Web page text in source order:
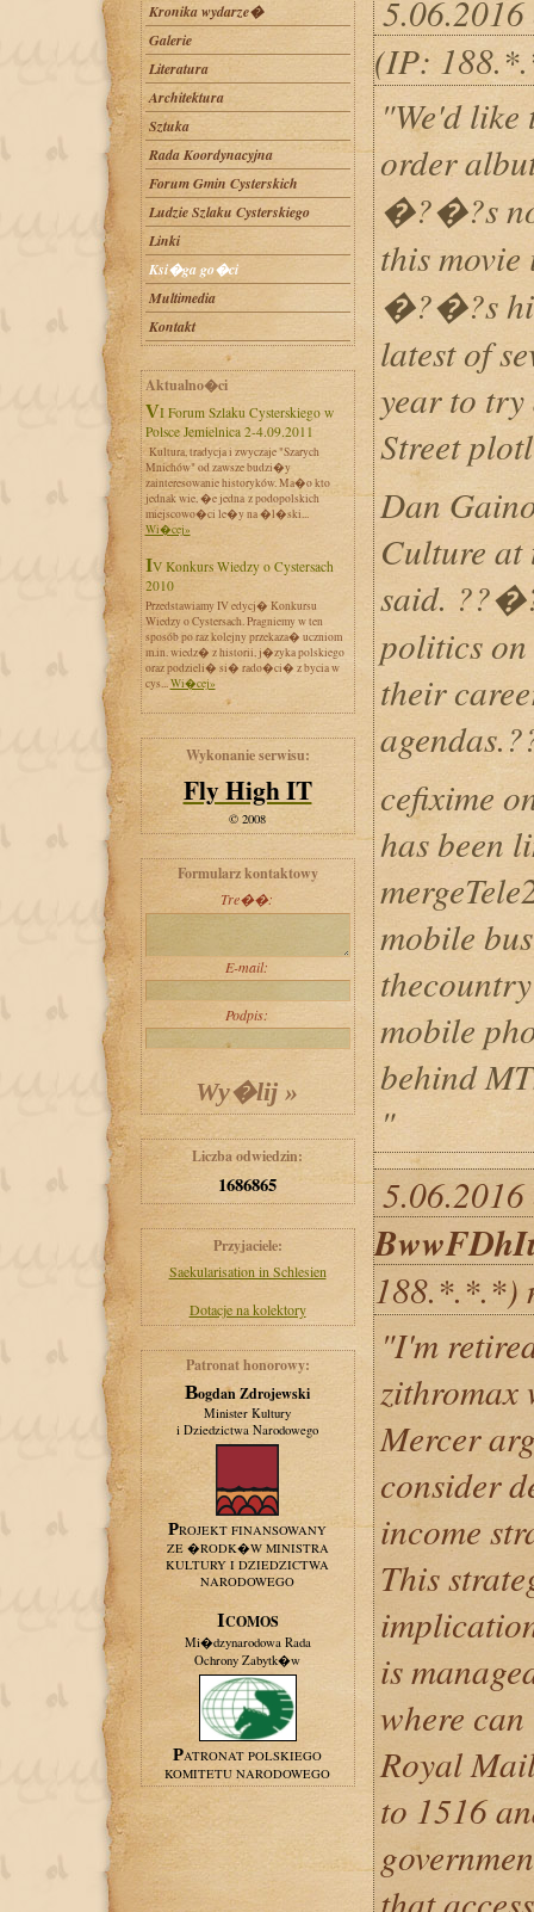
Kronika wydarze�
Galerie
Literatura
Architektura
Sztuka
Rada Koordynacyjna
Forum Gmin Cysterskich
Ludzie Szlaku Cysterskiego
Linki
Ksi�ga go�ci
Multimedia
Kontakt
Aktualno�ci
VI Forum Szlaku Cysterskiego w
Polsce Jemielnica 2-4.09.2011
Kultura, tradycja i zwyczaje "Szarych
Mnichów" od zawsze budzi�y
zainteresowanie historyków. Ma�o kto
jednak wie, �e jedna z podopolskich
miejscowo�ci le�y na �l�ski...
Wi�cej»
IV Konkurs Wiedzy o Cystersach
2010
Przedstawiamy IV edycj� Konkursu
Wiedzy o Cystersach. Pragniemy w ten
sposób po raz kolejny przekaza� uczniom
m.in. wiedz� z historii, j�zyka polskiego
oraz podzieli� si� rado�ci� z bycia w
cys...Wi�cej»
Wykonanie serwisu:
Fly High IT
© 2008
Formularz kontaktowy
Tre��:
E-mail:
Podpis:
Liczba odwiedzin:
1686865
Przyjaciele:
Saekularisation in Schlesien
Dotacje na kolektory
Patronat honorowy:
Bogdan Zdrojewski
Minister Kultury
i Dziedzictwa Narodowego
PROJEKT FINANSOWANY
ZE �RODK�W MINISTRA
KULTURY I DZIEDZICTWA
NARODOWEGO
ICOMOS
Mi�dzynarodowa Rada
Ochrony Zabytk�w
PATRONAT POLSKIEGO
KOMITETU NARODOWEGO
(IP:
"We'd
order
�?�?s
this
�?�?s
latest of
year to
Street
Dan
Culture at
said.
politics on
their
cefixime
has been
mobile
mobile
behind
"
188.*.*.*)
"I'm
zithromax
Mercer
consider
income
This
is
where
Royal
to 1516